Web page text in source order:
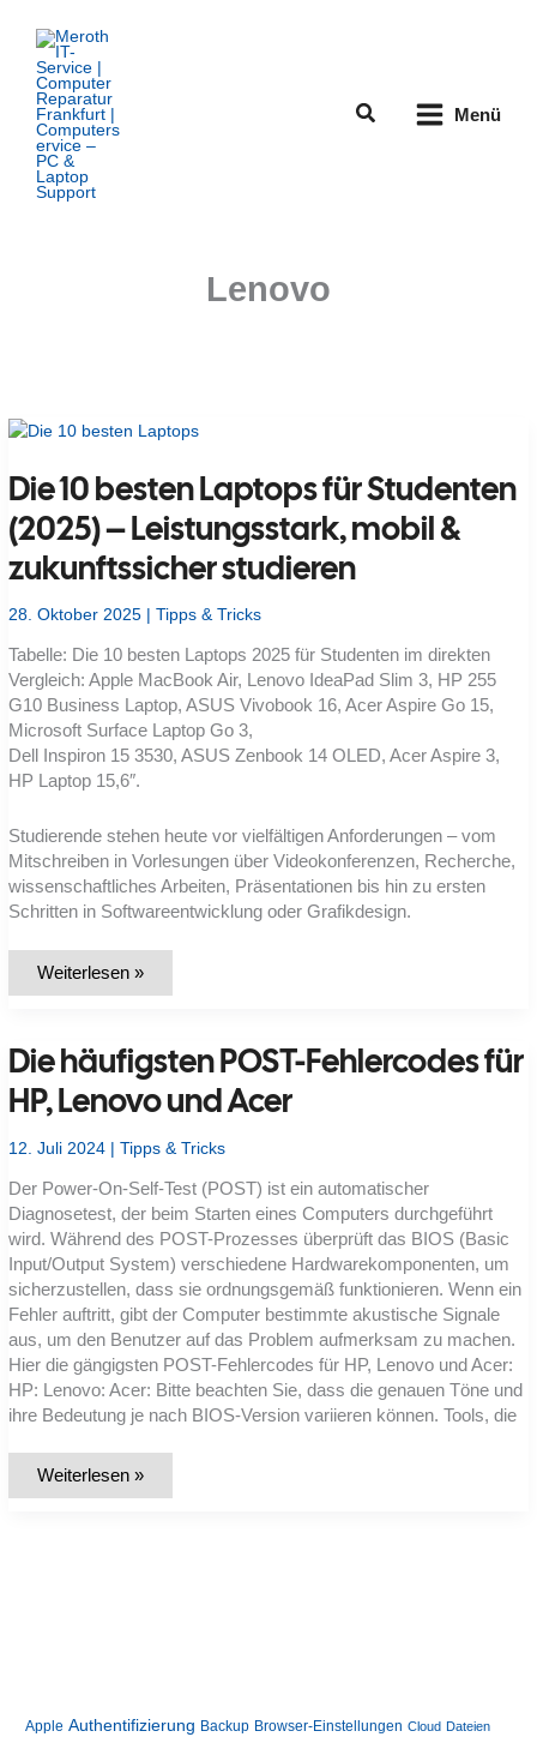
Inhalt
springen
Suchen Menü
Lenovo
Die 10 besten Laptops für Studenten
(2025) – Leistungsstark, mobil &
zukunftssicher studieren
28. Oktober 2025 |Tipps & Tricks
Tabelle: Die 10 besten Laptops 2025 für Studenten im direkten
Vergleich: Apple MacBook Air, Lenovo IdeaPad Slim 3, HP 255
G10 Business Laptop, ASUS Vivobook 16, Acer Aspire Go 15,
Microsoft Surface Laptop Go 3,
Dell Inspiron 15 3530, ASUS Zenbook 14 OLED, Acer Aspire 3,
HP Laptop 15,6″.
Studierende stehen heute vor vielfältigen Anforderungen – vom
Mitschreiben in Vorlesungen über Videokonferenzen, Recherche,
wissenschaftliches Arbeiten, Präsentationen bis hin zu ersten
Schritten in Softwareentwicklung oder Grafikdesign.
Die
Studenten
(2025)
–
Leistungsstark,
mobil
&
zukunftssicher
Weiterlesen »
Die häufigsten POST-Fehlercodes für
HP, Lenovo und Acer
12. Juli 2024 |Tipps & Tricks
Der Power-On-Self-Test (POST) ist ein automatischer
Diagnosetest, der beim Starten eines Computers durchgeführt
wird. Während des POST-Prozesses überprüft das BIOS (Basic
Input/Output System) verschiedene Hardwarekomponenten, um
sicherzustellen, dass sie ordnungsgemäß funktionieren. Wenn ein
Fehler auftritt, gibt der Computer bestimmte akustische Signale
aus, um den Benutzer auf das Problem aufmerksam zu machen.
Hier die gängigsten POST-Fehlercodes für HP, Lenovo und Acer:
HP: Lenovo: Acer: Bitte beachten Sie, dass die genauen Töne und
ihre Bedeutung je nach BIOS-Version variieren können. Tools, die
Die
Weiterlesen »
Apple Authentifizierung Backup Browser-Einstellungen Cloud Dateien